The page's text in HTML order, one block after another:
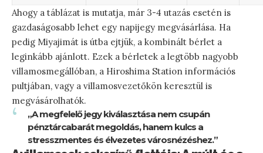
Ahogy a táblázat is mutatja, már 3-4 utazás esetén is
gazdaságosabb lehet egy napijegy megvásárlása. Ha
pedig Miyajimát is útba ejtjük, a kombinált bérlet a
leginkább ajánlott. Ezek a bérletek a legtöbb nagyobb
villamosmegállóban, a Hiroshima Station információs
pultjában, vagy a villamosvezetőkön keresztül is
megvásárolhatók.
„A megfelelő jegy kiválasztása nem csupán
pénztárcabarát megoldás, hanem kulcs a
stresszmentes és élvezetes városnézéshez.”